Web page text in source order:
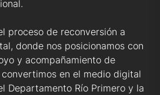
proceso de reconversión a
donde nos posicionamos con
y acompañamiento de
en el medio digital
Departamento Río Primero y la